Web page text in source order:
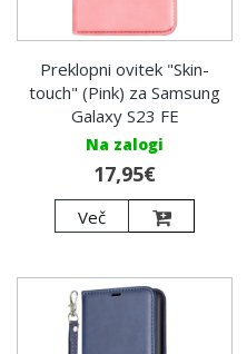
Preklopni ovitek "Skin-
touch" (Pink) za Samsung
Galaxy S23 FE
Na zalogi
17,95€
Več